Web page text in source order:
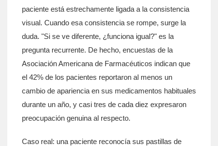
paciente está estrechamente ligada a la consistencia
visual. Cuando esa consistencia se rompe, surge la
duda. "Si se ve diferente, ¿funciona igual?" es la
pregunta recurrente. De hecho, encuestas de la
Asociación Americana de Farmacéuticos indican que
el 42% de los pacientes reportaron al menos un
cambio de apariencia en sus medicamentos habituales
durante un año, y casi tres de cada diez expresaron
preocupación genuina al respecto.
Caso real: una paciente reconocía sus pastillas de